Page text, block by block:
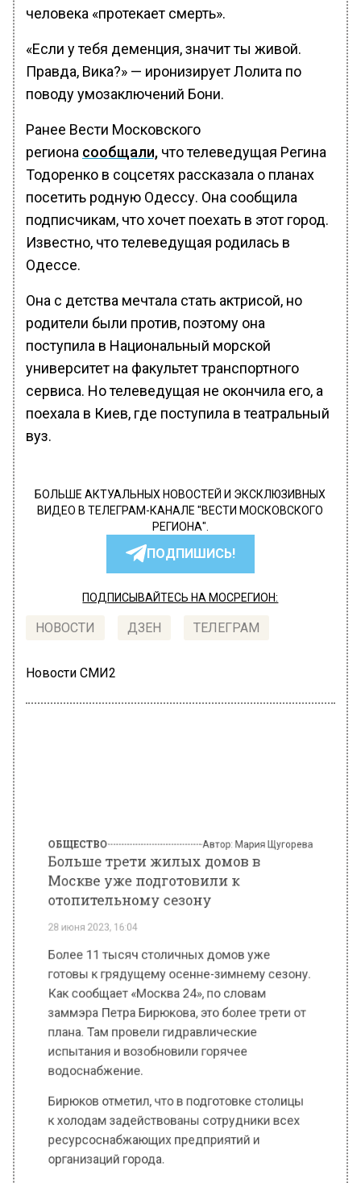
человека «протекает смерть».
«Если у тебя деменция, значит ты живой.
Правда, Вика?» — иронизирует Лолита по
поводу умозаключений Бони.
Ранее Вести Московского
региона сообщали, что телеведущая Регина
Тодоренко в соцсетях рассказала о планах
посетить родную Одессу. Она сообщила
подписчикам, что хочет поехать в этот город.
Известно, что телеведущая родилась в
Одессе.
Она с детства мечтала стать актрисой, но
родители были против, поэтому она
поступила в Национальный морской
университет на факультет транспортного
сервиса. Но телеведущая не окончила его, а
поехала в Киев, где поступила в театральный
вуз.
БОЛЬШЕ АКТУАЛЬНЫХ НОВОСТЕЙ И ЭКСКЛЮЗИВНЫХ
ВИДЕО В ТЕЛЕГРАМ-КАНАЛЕ "ВЕСТИ МОСКОВСКОГО
РЕГИОНА".
ПОДПИШИСЬ!
ПОДПИСЫВАЙТЕСЬ НА МОСРЕГИОН:
НОВОСТИ ДЗЕН ТЕЛЕГРАМ
Новости СМИ2
отопительному сезону
28 июня 2023, 16:04
Более 11 тысяч столичных домов уже
готовы к грядущему осенне-зимнему сезону.
заммэра Петра Бирюкова, это более трети от
плана. Там провели гидравлические
испытания и возобновили горячее
водоснабжение.
Бирюков отметил, что в подготовке столицы
ресурсоснабжающих предприятий и
организаций города.
Их основная работа – испытание теплосетей.